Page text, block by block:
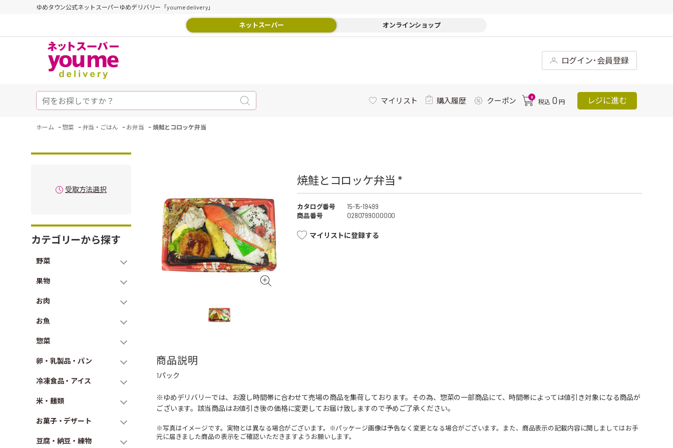
ゆめタウン公式ネットスーパーゆめデリバリー「youme delivery」
ネットスーパー オンラインショップ
ログイン･会員登録
マイリスト 購入履歴 クーポン 0
税込 0 円 レジに進む
ホーム - 惣菜 - 弁当・ごはん - お弁当 - 焼鮭とコロッケ弁当
受取方法選択
カテゴリーから探す
野菜
果物
お肉
お魚
惣菜
卵・乳製品・パン
冷凍食品・アイス
米・麺類
お菓子・デザート
豆腐・納豆・練物
焼鮭とコロッケ弁当 *
カタログ番号
15-15-19499
商品番号
0280799000000
マイリストに登録する
商品説明
1パック
※ゆめデリバリーでは、お渡し時間帯に合わせて売場の商品を集荷しております。その為、惣菜の一部商品にて、時間帯によっては値引き対象になる商品が
ございます。該当商品はお値引き後の価格に変更してお届け致しますので予めご了承ください。
※写真はイメージです。実物とは異なる場合がございます。※パッケージ画像は予告なく変更となる場合がございます。また、商品表示の記載内容に関しましてはお手
元に届きました商品の表示をご確認いただきますようお願いします。